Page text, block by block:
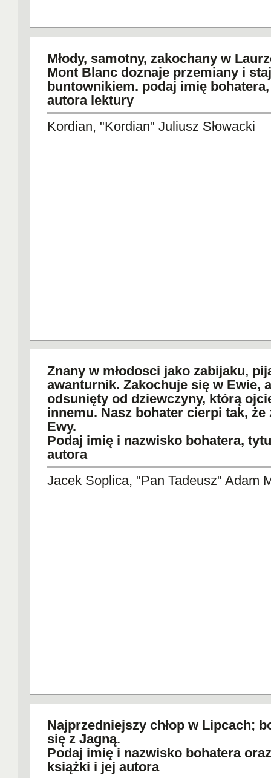
Młody, samotny, zakochany w
Mont Blanc doznaje przemiany i
buntownikiem. podaj imię bohatera,
autora lektury
Kordian, "Kordian" Juliusz Słowacki
Znany w młodosci jako zabijaku,
awanturnik. Zakochuje się w Ewie,
odsunięty od dziewczyny, którą
innemu. Nasz bohater cierpi tak, że
Ewy.
Podaj imię i nazwisko bohatera,
autora
Jacek Soplica, "Pan Tadeusz" Adam
Najprzedniejszy chłop w Lipcach;
się z Jagną.
Podaj imię i nazwisko bohatera
książki i jej autora